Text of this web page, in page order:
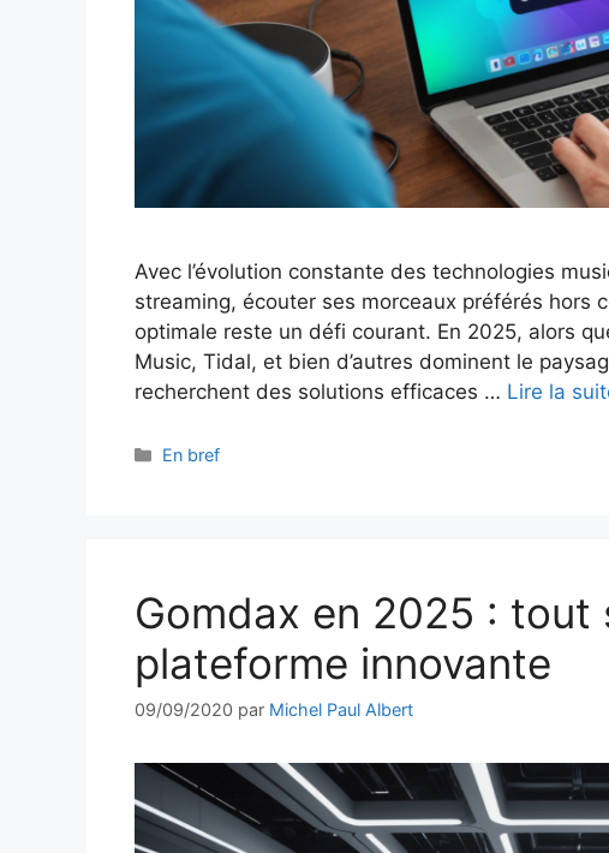
Avec l’évolution constante des technologies
streaming, écouter ses morceaux préférés hors
optimale reste un défi courant. En 2025, alors
Music, Tidal, et bien d’autres dominent le
recherchent des solutions efficaces … Lire la
Catégories
En bref
Gomdax en 2025 : tout
plateforme innovante
09/09/2020 par Michel Paul Albert